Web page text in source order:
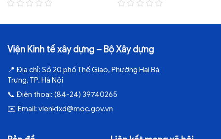
Viện Kinh tế xây dựng – Bộ Xây dựng
📍 Địa chỉ: Số 20 phố Thể Giao, Phường Hai Bà
Trưng, TP. Hà Nội
📞 Điện thoại: (84-24) 39740265
✉️ Email: vienktxd@moc.gov.vn